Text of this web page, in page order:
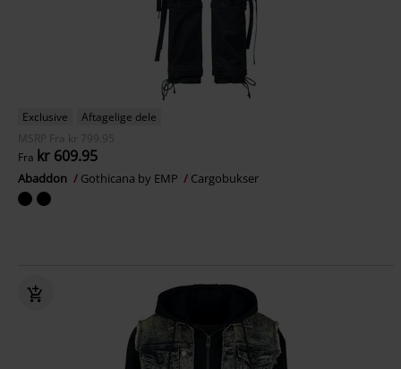
Exclusive
Aftagelige dele
MSRP
Fra kr 799.95
Fra kr 609.95
Abaddon Gothicana by EMP Cargobukser